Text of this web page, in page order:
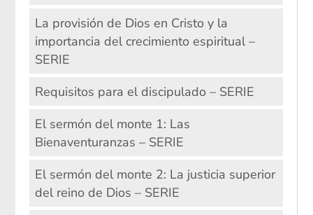
La provisión de Dios en Cristo y la
importancia del crecimiento espiritual –
SERIE
Requisitos para el discipulado – SERIE
El sermón del monte 1: Las
Bienaventuranzas – SERIE
El sermón del monte 2: La justicia superior
del reino de Dios – SERIE